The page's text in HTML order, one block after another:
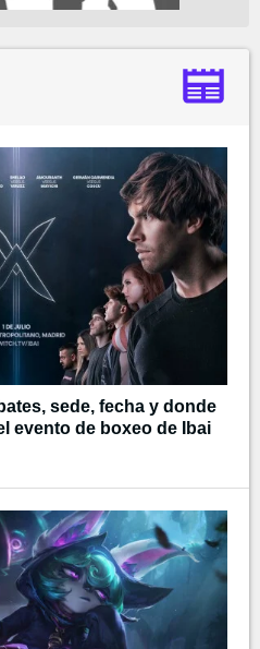
sede, fecha y donde
evento de boxeo de Ibai